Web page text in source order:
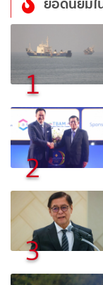
1
2
3